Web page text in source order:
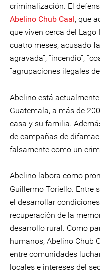
criminalización. El
Abelino Chub Caal, que
que viven cerca del
cuatro meses, acusado
agravada”, “incendio”,
“agrupaciones ilegales
Abelino está
Guatemala, a más de
casa y su familia.
de campañas de
falsamente como un
Abelino labora como
Guillermo Toriello. Entre
el desarrollar
recuperación de la
desarrollo rural. Como
humanos, Abelino Chub
entre comunidades
locales e intereses del